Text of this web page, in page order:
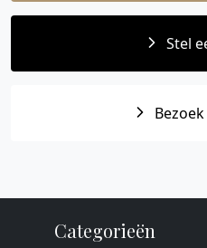
Stel
Categorieën